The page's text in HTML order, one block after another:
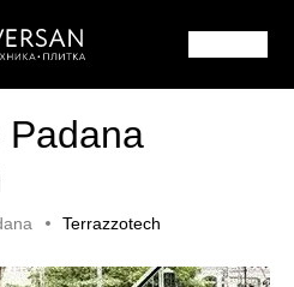
Padana
Terrazzotech